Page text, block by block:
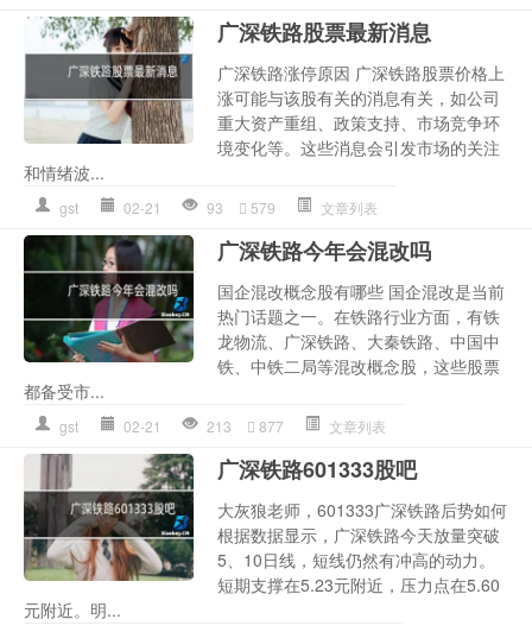
广深铁路股票最新消息
广深铁路涨停原因 广深铁路股票价格上
涨可能与该股有关的消息有关，如公司
重大资产重组、政策支持、市场竞争环
境变化等。这些消息会引发市场的关注
和情绪波...
gst 02-21 93 579 文章列表
广深铁路今年会混改吗
国企混改概念股有哪些 国企混改是当前
热门话题之一。在铁路行业方面，有铁
龙物流、广深铁路、大秦铁路、中国中
铁、中铁二局等混改概念股，这些股票
都备受市...
gst 02-21 213 877 文章列表
广深铁路601333股吧
大灰狼老师，601333广深铁路后势如何
根据数据显示，广深铁路今天放量突破
5、10日线，短线仍然有冲高的动力。
短期支撑在5.23元附近，压力点在5.60
元附近。明...